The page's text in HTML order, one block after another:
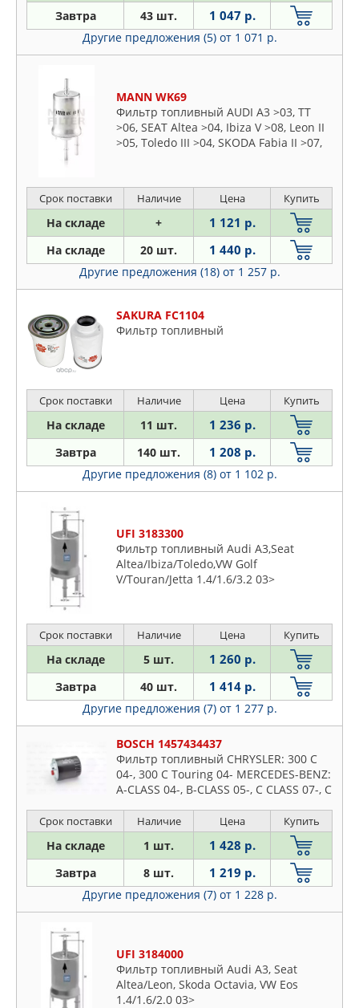
DOMINANT
DOUBLE FORCE
EUROREPAR
FEBEST
FINWHALE
FLEETGUARD
FORD
FORTECH
GANZ
GM
GOODWILL
GP
GREEN FILTER
GSP
HENGST
HONDA
HYUNDAI-KIA
ISUZU
IVECO
JAGUAR
JAPANPARTS
JAPKO
JP GROUP
JS ASAKASHI
KOLBENSCHMIDT
KRAUF
KYOSAN
LEDO
LONGHO
LYNXAUTO
MAGNETI MARELLI
MAHLE
MAN
MANDO
MANN
MAPCO
Nissan
Opel
Peugeot
Pontiac
Porsche
Proton
Renault
Saab
Seat
Skoda
Ssangyong
Subaru
Suzuki
Toyota
VW
Volvo
Завтра 43 шт. 1 047 р.
Другие предложения (5) от 1 071 р.
MANN WK69
Фильтр топливный AUDI A3 >03, TT
>06, SEAT Altea >04, Ibiza V >08, Leon II
>05, Toledo III >04, SKODA Fabia II >07,
Golf VI >08, Jetta III >05, Polo V >09,
Scirocco III
Срок поставки Наличие Цена Купить
На складе + 1 121 р.
На складе 20 шт. 1 440 р.
Другие предложения (18) от 1 257 р.
SAKURA FC1104
Фильтр топливный
Срок поставки Наличие Цена Купить
На складе 11 шт. 1 236 р.
Завтра 140 шт. 1 208 р.
Другие предложения (8) от 1 102 р.
UFI 3183300
Фильтр топливный Audi A3,Seat
Altea/Ibiza/Toledo,VW Golf
V/Touran/Jetta 1.4/1.6/3.2 03>
Срок поставки Наличие Цена Купить
На складе 5 шт. 1 260 р.
Завтра 40 шт. 1 414 р.
Другие предложения (7) от 1 277 р.
BOSCH 1457434437
Фильтр топливный CHRYSLER: 300 C
04-, 300 C Touring 04- MERCEDES-BENZ:
A-CLASS 04-, B-CLASS 05-, C CLASS 07-, C
CLASS T-Model
Срок поставки Наличие Цена Купить
На складе 1 шт. 1 428 р.
Завтра 8 шт. 1 219 р.
Другие предложения (7) от 1 228 р.
UFI 3184000
Фильтр топливный Audi A3, Seat
Altea/Leon, Skoda Octavia, VW Eos
1.4/1.6/2.0 03>